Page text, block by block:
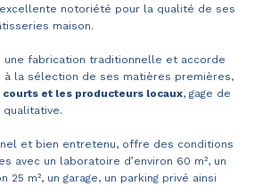
notoriété pour la qualité de ses
maison.
une fabrication traditionnelle et accorde
à la sélection de ses matières premières,
et les producteurs locaux, gage de
et bien entretenu, offre des conditions
avec un laboratoire d’environ 60 m², un
25 m², un garage, un parking privé ainsi